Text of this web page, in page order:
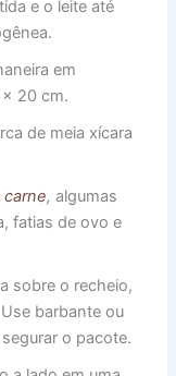
e o leite até
em
20 cm.
de meia xícara
, algumas
fatias de ovo e
sobre o recheio,
barbante ou
o pacote.